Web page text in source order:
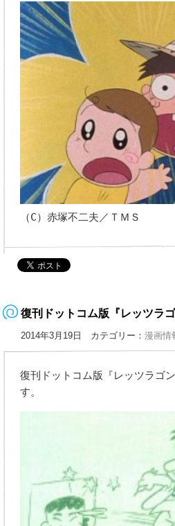
（C）赤塚不二夫／ＴＭＳ
復刊ドットコム版『レッツラ
2014年3月19日 カテゴリー：漫画情
復刊ドットコム版『レッツラゴ
す。